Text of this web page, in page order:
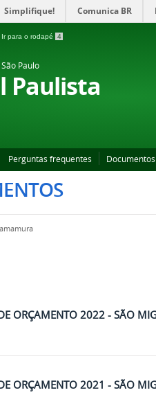
Simplifique! Comunica BR
Ir para o rodapé 4
Paulo
Paulista
Perguntas frequentes
ORÇAMENTO 2022 - SÃO
ORÇAMENTO 2021 - SÃO